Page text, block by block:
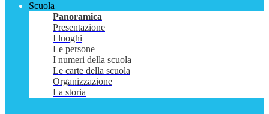
Scuola
Panoramica
Presentazione
I luoghi
Le persone
I numeri della scuola
Le carte della scuola
Organizzazione
La storia